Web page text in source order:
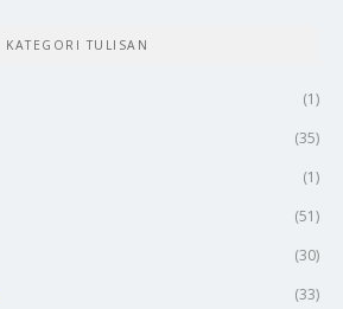
KATEGORI TULISAN
(1)
(35)
(1)
(51)
(30)
(33)